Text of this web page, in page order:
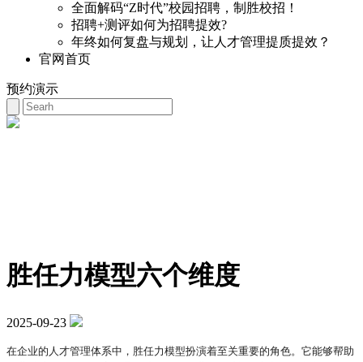
全面解码“Z时代”校园招聘，制胜校招！
招聘+测评如何为招聘提效?
年终如何复盘与规划，让人才管理提质提效？
官网首页
预约演示
胜任力模型六个维度
2025-09-23
在企业的人才管理体系中，胜任力模型扮演着至关重要的角色。它能够帮助